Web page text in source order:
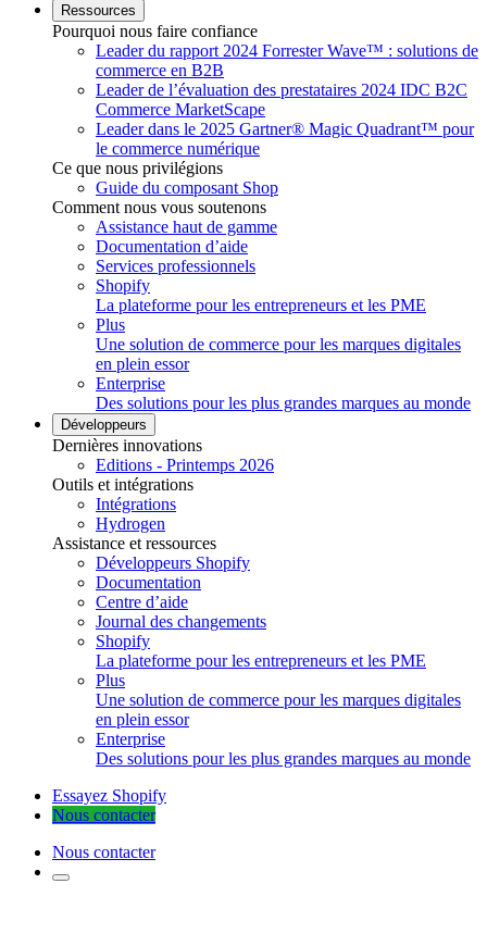
Ressources
Pourquoi nous faire confiance
Leader du rapport 2024 Forrester Wave™ : solutions de
commerce en B2B
Leader de l’évaluation des prestataires 2024 IDC B2C
Commerce MarketScape
Leader dans le 2025 Gartner® Magic Quadrant™ pour
le commerce numérique
Ce que nous privilégions
Guide du composant Shop
Comment nous vous soutenons
Assistance haut de gamme
Documentation d’aide
Services professionnels
Shopify
La plateforme pour les entrepreneurs et les PME
Plus
Une solution de commerce pour les marques digitales
en plein essor
Enterprise
Des solutions pour les plus grandes marques au monde
Développeurs
Dernières innovations
Editions - Printemps 2026
Outils et intégrations
Intégrations
Hydrogen
Assistance et ressources
Développeurs Shopify
Documentation
Centre d’aide
Journal des changements
Shopify
La plateforme pour les entrepreneurs et les PME
Plus
Une solution de commerce pour les marques digitales
en plein essor
Enterprise
Des solutions pour les plus grandes marques au monde
Essayez Shopify
Nous contacter
Nous contacter